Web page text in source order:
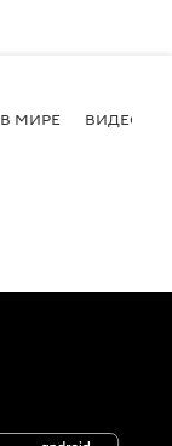
В МИРЕ ВИДЕО